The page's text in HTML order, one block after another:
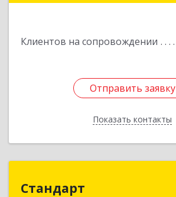
Клиентов на сопровождении
Отправить заявку
Показать контакты
Отправить заявку
Назад
Стандарт